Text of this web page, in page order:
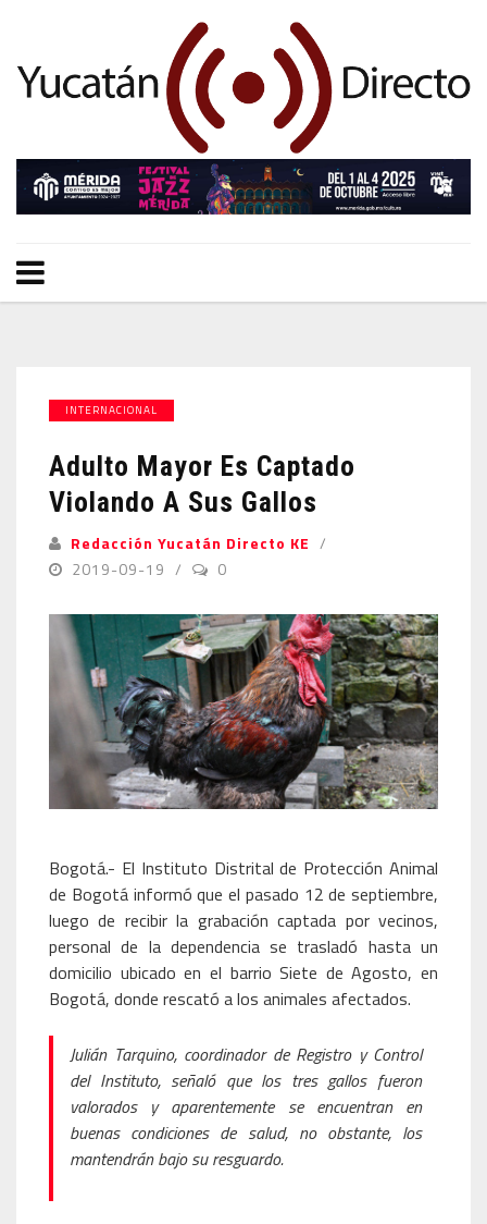
INTERNACIONAL
Adulto Mayor Es Captado
Violando A Sus Gallos
Redacción Yucatán Directo KE
2019-09-19
0
Bogotá.- El Instituto Distrital de Protección Animal
de Bogotá informó que el pasado 12 de septiembre,
luego de recibir la grabación captada por vecinos,
personal de la dependencia se trasladó hasta un
domicilio ubicado en el barrio Siete de Agosto, en
Bogotá, donde rescató a los animales afectados.
Julián Tarquino, coordinador de Registro y Control
del Instituto, señaló que los tres gallos fueron
valorados y aparentemente se encuentran en
buenas condiciones de salud, no obstante, los
mantendrán bajo su resguardo.